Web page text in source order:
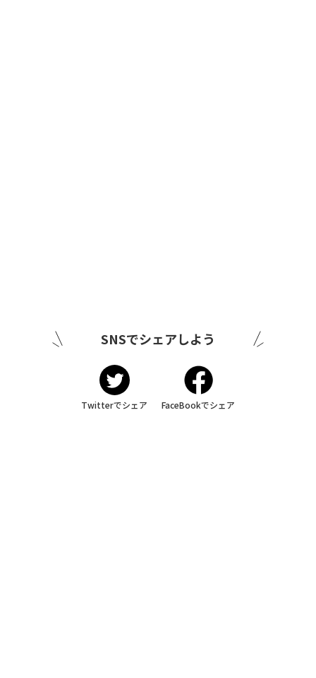
SNSでシェアしよう
Twitterでシェア FaceBookでシェア